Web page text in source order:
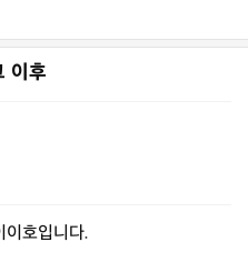
이후
이호입니다.